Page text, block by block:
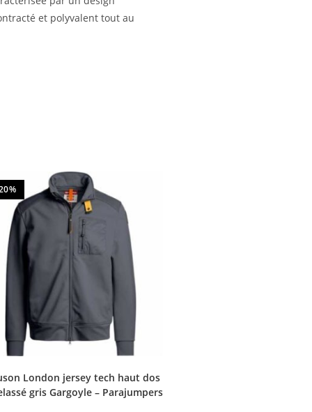
et polyvalent tout au
London jersey tech haut dos
gris Gargoyle – Parajumpers